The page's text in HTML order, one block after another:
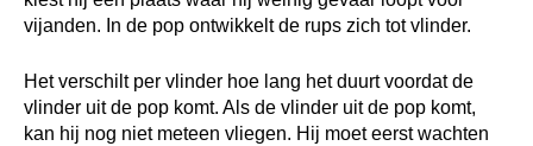
vijanden. In de pop ontwikkelt de rups zich tot vlinder.
Het verschilt per vlinder hoe lang het duurt voordat de
vlinder uit de pop komt. Als de vlinder uit de pop komt,
kan hij nog niet meteen vliegen. Hij moet eerst wachten